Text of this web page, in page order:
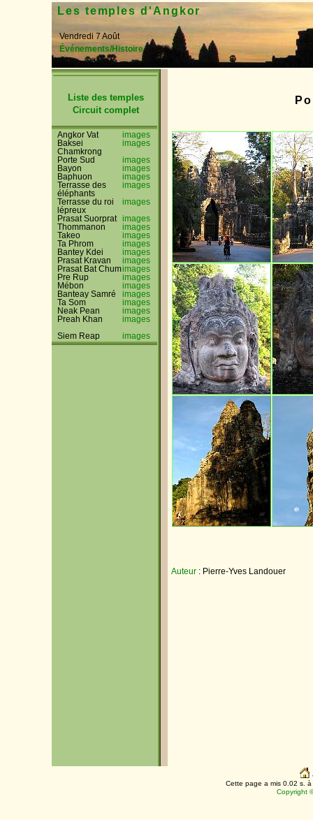
Les temples d'Angkor
Vendredi 7 Août
Événements/Histoire
Liste des temples
Circuit complet
Angkor Vat
images
Baksei
Chamkrong
images
Porte Sud
images
Bayon
images
Baphuon
images
Terrasse des
éléphants
images
Terrasse du roi
lépreux
images
Prasat Suorprat images
Thommanon
images
Takeo
images
Ta Phrom
images
Bantey Kdei
images
Prasat Kravan
images
Prasat Bat Chumimages
Pre Rup
images
Mébon
images
Banteay Samré
images
Ta Som
images
Neak Pean
images
Preah Khan
images
Siem Reap
images
Auteur : Pierre-Yves Landouer
Cette page a mis 0.02 s.
Copyright